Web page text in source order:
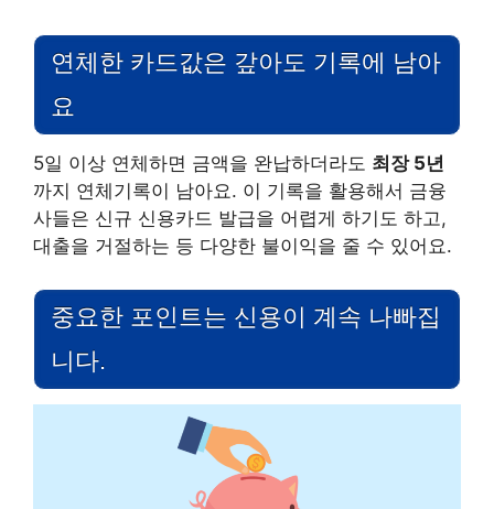
연체한 카드값은 갚아도 기록에 남아
요
5일 이상 연체하면 금액을 완납하더라도 최장 5년
까지 연체기록이 남아요. 이 기록을 활용해서 금융
사들은 신규 신용카드 발급을 어렵게 하기도 하고,
대출을 거절하는 등 다양한 불이익을 줄 수 있어요.
중요한 포인트는 신용이 계속 나빠집
니다.